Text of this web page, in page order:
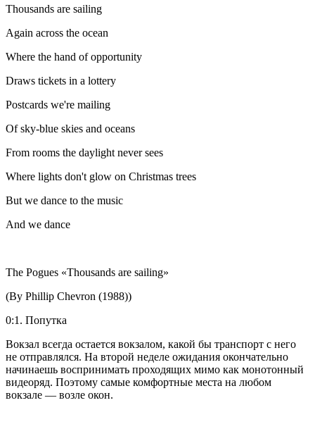
Thousands are sailing
Again across the ocean
Where the hand of opportunity
Draws tickets in a lottery
Postcards we're mailing
Of sky-blue skies and oceans
From rooms the daylight never sees
Where lights don't glow on Christmas trees
But we dance to the music
And we dance
The Pogues «Thousands are sailing»
(By Phillip Chevron (1988))
0:1. Попутка
Вокзал всегда остается вокзалом, какой бы транспорт с него
не отправлялся. На второй неделе ожидания окончательно
начинаешь воспринимать проходящих мимо как монотонный
видеоряд. Поэтому самые комфортные места на любом
вокзале — возле окон.